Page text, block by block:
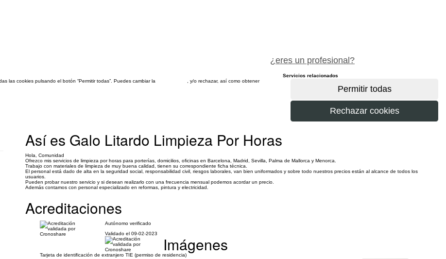
¿eres un profesional?
las cookies pulsando el botón “Permitir todas”. Puedes cambiar la
, y/o rechazar, así como obtener
Así es Galo Litardo Limpieza Por Horas
Hola, Comunidad
Ofrezco mis servicios de limpieza por horas para porterías, domicilios, oficinas en Barcelona, Madrid, Sevilla, Palma de Mallorca y Menorca.
Trabajo con materiales de limpieza de muy buena calidad, tienen su correspondiente ficha técnica.
El personal está dado de alta en la seguridad social, responsabilidad civil, riesgos laborales, van bien uniformados y sobre todo nuestros precios están al alcance de todos los
usuarios.
Pueden probar nuestro servicio y si desean realizarlo con una frecuencia mensual podemos acordar un precio.
Además contamos con personal especializado en reformas, pintura y electricidad.
Acreditaciones
Autónomo verificado
Validado el 09-02-2023
Tarjeta de identificación de extranjero TIE (permiso de residencia)
Imágenes
Servicios relacionados